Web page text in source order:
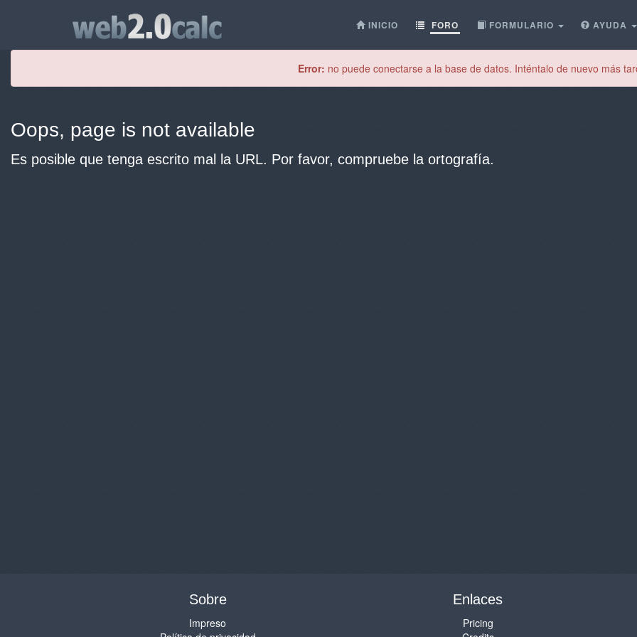
INICIO FORO FORMULARIO AYUDA
Error: no puede conectarse a la base de datos. Inténtalo de nuevo más
Oops, page is not available
Es posible que tenga escrito mal la URL. Por favor, compruebe la ortografía.
Sobre
Impreso
Enlaces
Pricing